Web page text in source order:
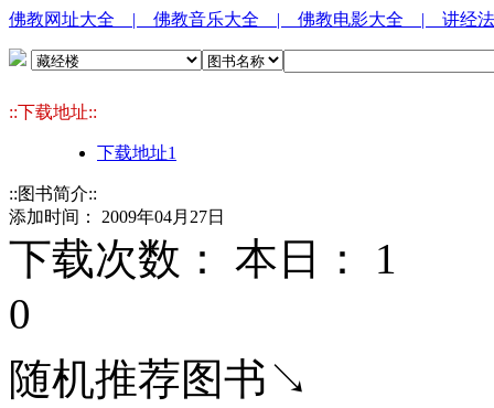
佛教网址大全 | 佛教音乐大全 | 佛教电影大全 | 讲经
::下载地址::
下载地址1
::图书简介::
添加时间： 2009年04月27日
下载次数： 本日： 1
0
随机推荐图书↘